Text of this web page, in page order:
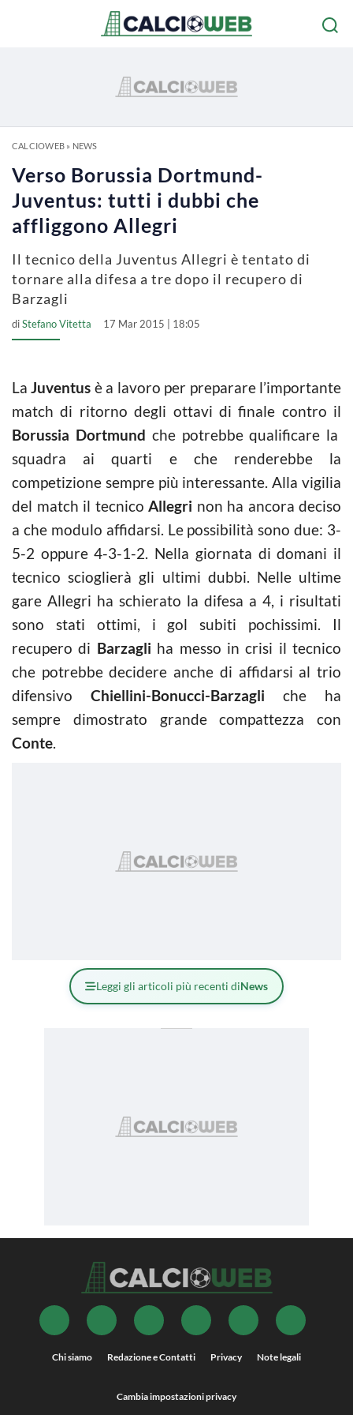
CALCIOWEB» NEWS
Verso Borussia Dortmund-
Juventus: tutti i dubbi che
affliggono Allegri
Il tecnico della Juventus Allegri è tentato di
tornare alla difesa a tre dopo il recupero di
Barzagli
diStefano Vitetta 17 Mar 2015 | 18:05
LaJuventus è a lavoro per preparare l’importante
match di ritorno degli ottavi di finale contro il
Borussia Dortmund che potrebbe qualificare la
squadra ai quarti e che renderebbe la
competizione sempre più interessante. Alla vigilia
del match il tecnico Allegri non ha ancora deciso
a che modulo affidarsi. Le possibilità sono due: 3-
5-2 oppure 4-3-1-2. Nella giornata di domani il
tecnico scioglierà gli ultimi dubbi. Nelle ultime
gare Allegri ha schierato la difesa a 4, i risultati
sono stati ottimi, i gol subiti pochissimi. Il
recupero di Barzagli ha messo in crisi il tecnico
che potrebbe decidere anche di affidarsi al trio
difensivo Chiellini-Bonucci-Barzagli che ha
sempre dimostrato grande compattezza con
Conte.
Leggi gli articoli più recenti diNews
Chi siamo Redazione e Contatti Privacy Note legali
Cambia impostazioni privacy